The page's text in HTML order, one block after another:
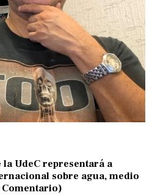
UdeC representará a
sobre agua, medio
Comentario)